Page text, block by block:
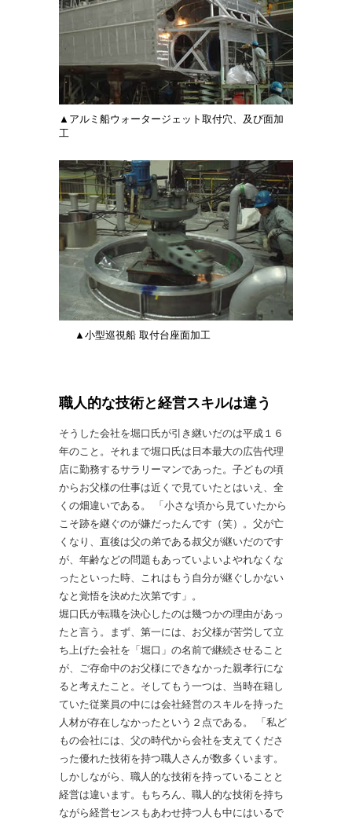
▲アルミ船ウォータージェット取付穴、及び面加
工
▲小型巡視船 取付台座面加工
職人的な技術と経営スキルは違う
そうした会社を堀口氏が引き継いだのは平成１６
年のこと。それまで堀口氏は日本最大の広告代理
店に勤務するサラリーマンであった。子どもの頃
からお父様の仕事は近くで見ていたとはいえ、全
くの畑違いである。 「小さな頃から見ていたから
こそ跡を継ぐのが嫌だったんです（笑）。父が亡
くなり、直後は父の弟である叔父が継いだのです
が、年齢などの問題もあっていよいよやれなくな
ったといった時、これはもう自分が継ぐしかない
なと覚悟を決めた次第です」。
堀口氏が転職を決心したのは幾つかの理由があっ
たと言う。まず、第一には、お父様が苦労して立
ち上げた会社を「堀口」の名前で継続させること
が、ご存命中のお父様にできなかった親孝行にな
ると考えたこと。そしてもう一つは、当時在籍し
ていた従業員の中には会社経営のスキルを持った
人材が存在しなかったという２点である。 「私ど
もの会社には、父の時代から会社を支えてくださ
った優れた技術を持つ職人さんが数多くいます。
しかしながら、職人的な技術を持っていることと
経営は違います。もちろん、職人的な技術を持ち
ながら経営センスもあわせ持つ人も中にはいるで